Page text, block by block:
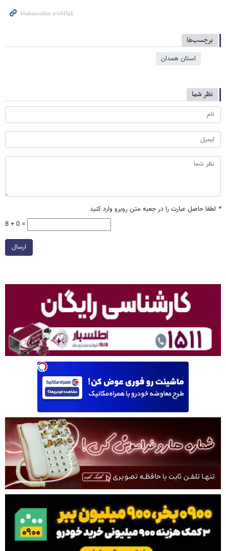
برچسب‌ها
استان همدان
نظر شما
* لطفا حاصل عبارت را در جعبه متن روبرو وارد کنید
8 + 0 =
ارسال